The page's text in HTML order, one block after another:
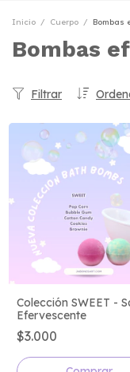
Inicio / Cuerpo / Bombas
Bombas
Filtrar
Colección SWEET -
Efervescente
$3.000